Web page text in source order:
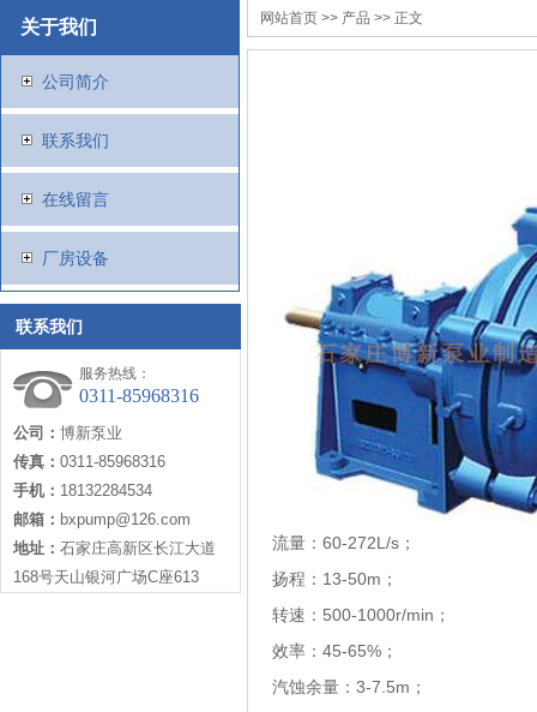
关于我们
公司简介
联系我们
在线留言
厂房设备
联系我们
服务热线：
0311-85968316
公司： 博新泵业
传真： 0311-85968316
手机： 18132284534
邮箱： bxpump@126.com
地址： 石家庄高新区长江大道
168号天山银河广场C座613
网站首页 >> 产品 >> 正文
流量：60-272L/s；
扬程：13-50m；
转速：500-1000r/min；
效率：45-65%；
汽蚀余量：3-7.5m；